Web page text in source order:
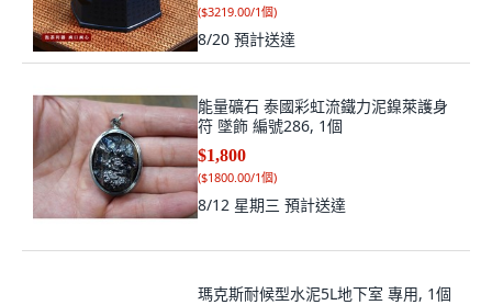
($3219.00/1個)
8/20 預計送達
能量礦石 泰國彩虹流鐵力泥鎳萊護身
符 墜飾 編號286, 1個
$1,800
($1800.00/1個)
8/12 星期三 預計送達
瑪克斯耐候型水泥5L地下室 專用, 1個